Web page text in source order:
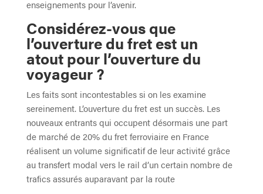
enseignements pour l’avenir.
Considérez-vous que
l’ouverture du fret est un
atout pour l’ouverture du
voyageur ?
Les faits sont incontestables si on les examine
sereinement. L’ouverture du fret est un succès. Les
nouveaux entrants qui occupent désormais une part
de marché de 20% du fret ferroviaire en France
réalisent un volume significatif de leur activité grâce
au transfert modal vers le rail d’un certain nombre de
trafics assurés auparavant par la route